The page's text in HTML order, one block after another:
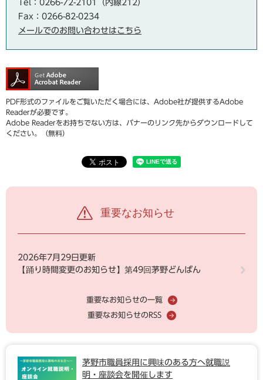
Tel：0266-72-2101（内線212）
Fax：0266-82-0234
メールでのお問い合わせはこちら
PDF形式のファイルをご覧いただく場合には、Adobe社が提供するAdobe
Readerが必要です。
Adobe Readerをお持ちでない方は、バナーのリンク先からダウンロードして
ください。（無料）
重要なお知らせ
2026年7月29日更新
【踊り時間変更のお知らせ】第49回茅野どんばん
重要なお知らせの一覧
重要なお知らせのRSS
茅野市職員採用に興味のある方へ就職説
明・座談会を開催します